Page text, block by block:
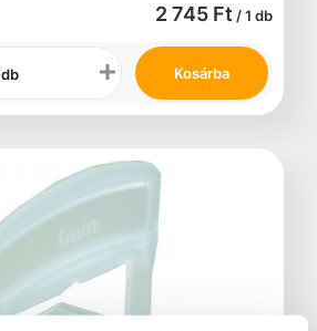
2 745 Ft / 1 db
db Kosárba